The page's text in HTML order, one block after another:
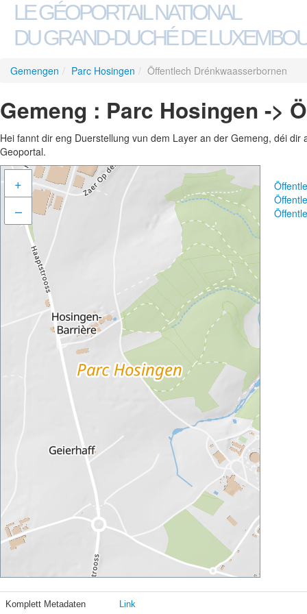
LE GÉOPORTAIL NATIONAL
DU GRAND-DUCHÉ DE
Gemengen / Parc Hosingen / Öffentlech Drénkwaasserbornen
Gemeng : Parc Hosingen ->
Hei fannt dir eng Duerstellung vun dem Layer an der Gemeng, déi
Geoportal.
+
–
Komplett Metadaten Link